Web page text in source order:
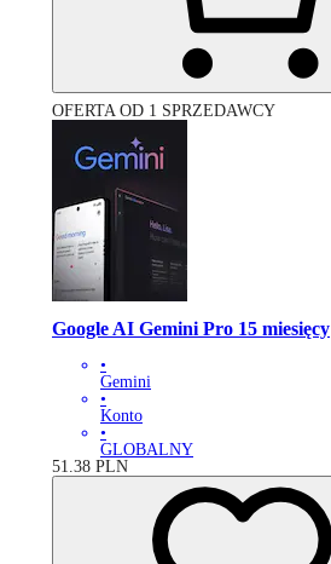
OFERTA OD 1 SPRZEDAWCY
Google AI Gemini Pro 15 miesięcy
•
Gemini
•
Konto
•
GLOBALNY
51.38 PLN